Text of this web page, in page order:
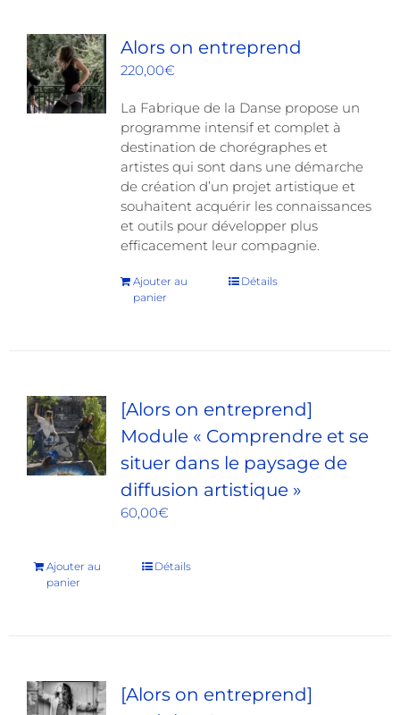
Alors on entreprend
220,00€
La Fabrique de la Danse propose un
programme intensif et complet à
destination de chorégraphes et
artistes qui sont dans une démarche
de création d’un projet artistique et
souhaitent acquérir les connaissances
et outils pour développer plus
efficacement leur compagnie.
Ajouter au
panier
Détails
[Alors on entreprend]
Module « Comprendre et se
situer dans le paysage de
diffusion artistique »
60,00€
Ajouter au
panier
Détails
[Alors on entreprend]